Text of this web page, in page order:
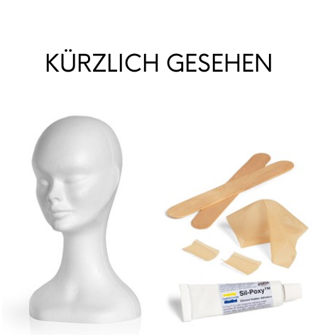
KÜRZLICH GESEHEN